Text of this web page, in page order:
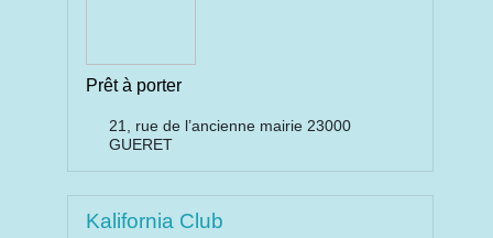
Prêt à porter
21, rue de l’ancienne mairie 23000
GUERET
Kalifornia Club